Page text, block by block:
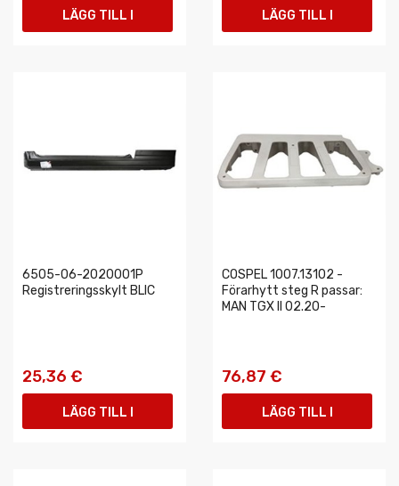
LÄGG TILL I LÄGG TILL I
6505-06-2020001P
Registreringsskylt BLIC
25,36 €
LÄGG TILL I
COSPEL 1007.13102 -
Förarhytt steg R passar:
MAN TGX II 02.20-
76,87 €
LÄGG TILL I